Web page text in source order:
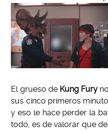
El grueso de Kung Fury
sus cinco primeros
y eso le hace perder la
todo, es de valorar que